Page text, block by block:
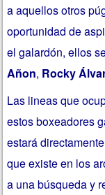
a aquellos otros
oportunidad de
el galardón, ellos
Añon, Rocky
Las lineas que
estos boxeadores
estará
que existe en los
a una búsqueda y